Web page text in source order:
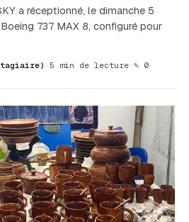
a réceptionné, le dimanche 5
737 MAX 8, configuré pour
· 5 min de lecture · ✎ 0